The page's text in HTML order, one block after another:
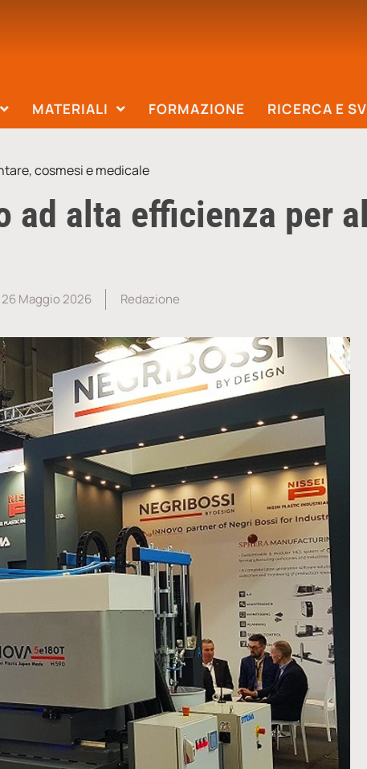
MATERIALI FORMAZIONE RICERCA E
cosmesi e medicale
ad alta efficienza per
26 Maggio 2026 Redazione